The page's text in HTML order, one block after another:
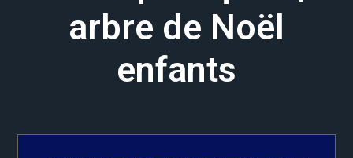
arbre de Noël
enfants